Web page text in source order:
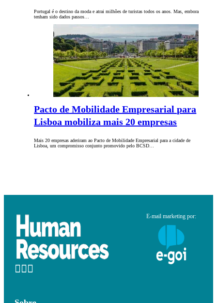
Portugal é o destino da moda e atrai milhões de turistas todos os anos. Mas, embora
tenham sido dados passos…
Pacto de Mobilidade Empresarial para
Lisboa mobiliza mais 20 empresas
Mais 20 empresas aderiram ao Pacto de Mobilidade Empresarial para a cidade de
Lisboa, um compromisso conjunto promovido pelo BCSD…
E-mail marketing por: